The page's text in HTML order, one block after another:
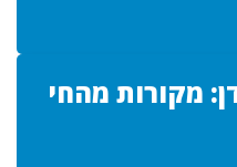
מקורות מהחי